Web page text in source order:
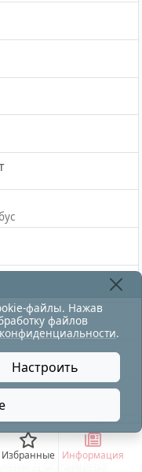
Избранные Информация
М.М.Громова
Д.Ф.Райцева
восстановлено.
файлы. Нажав
файлов
.
Настроить